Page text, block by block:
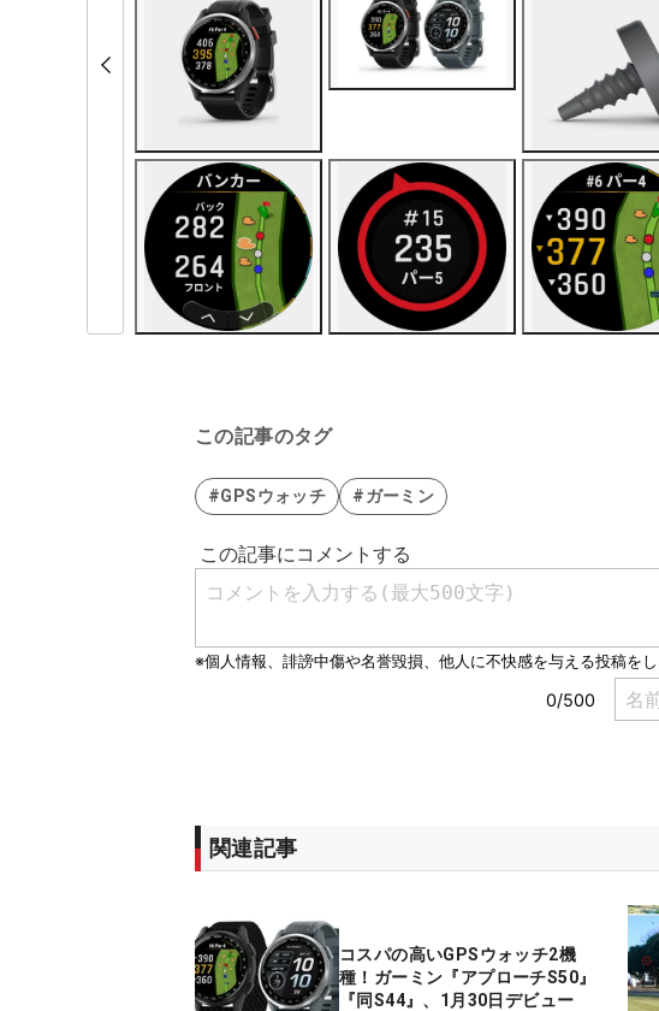
この記事のタグ
#GPSウォッチ #ガーミン
関連記事
コスパの高いGPSウォッチ2機
種！ガーミン『アプローチS50』
『同S44』、1月30日デビュー